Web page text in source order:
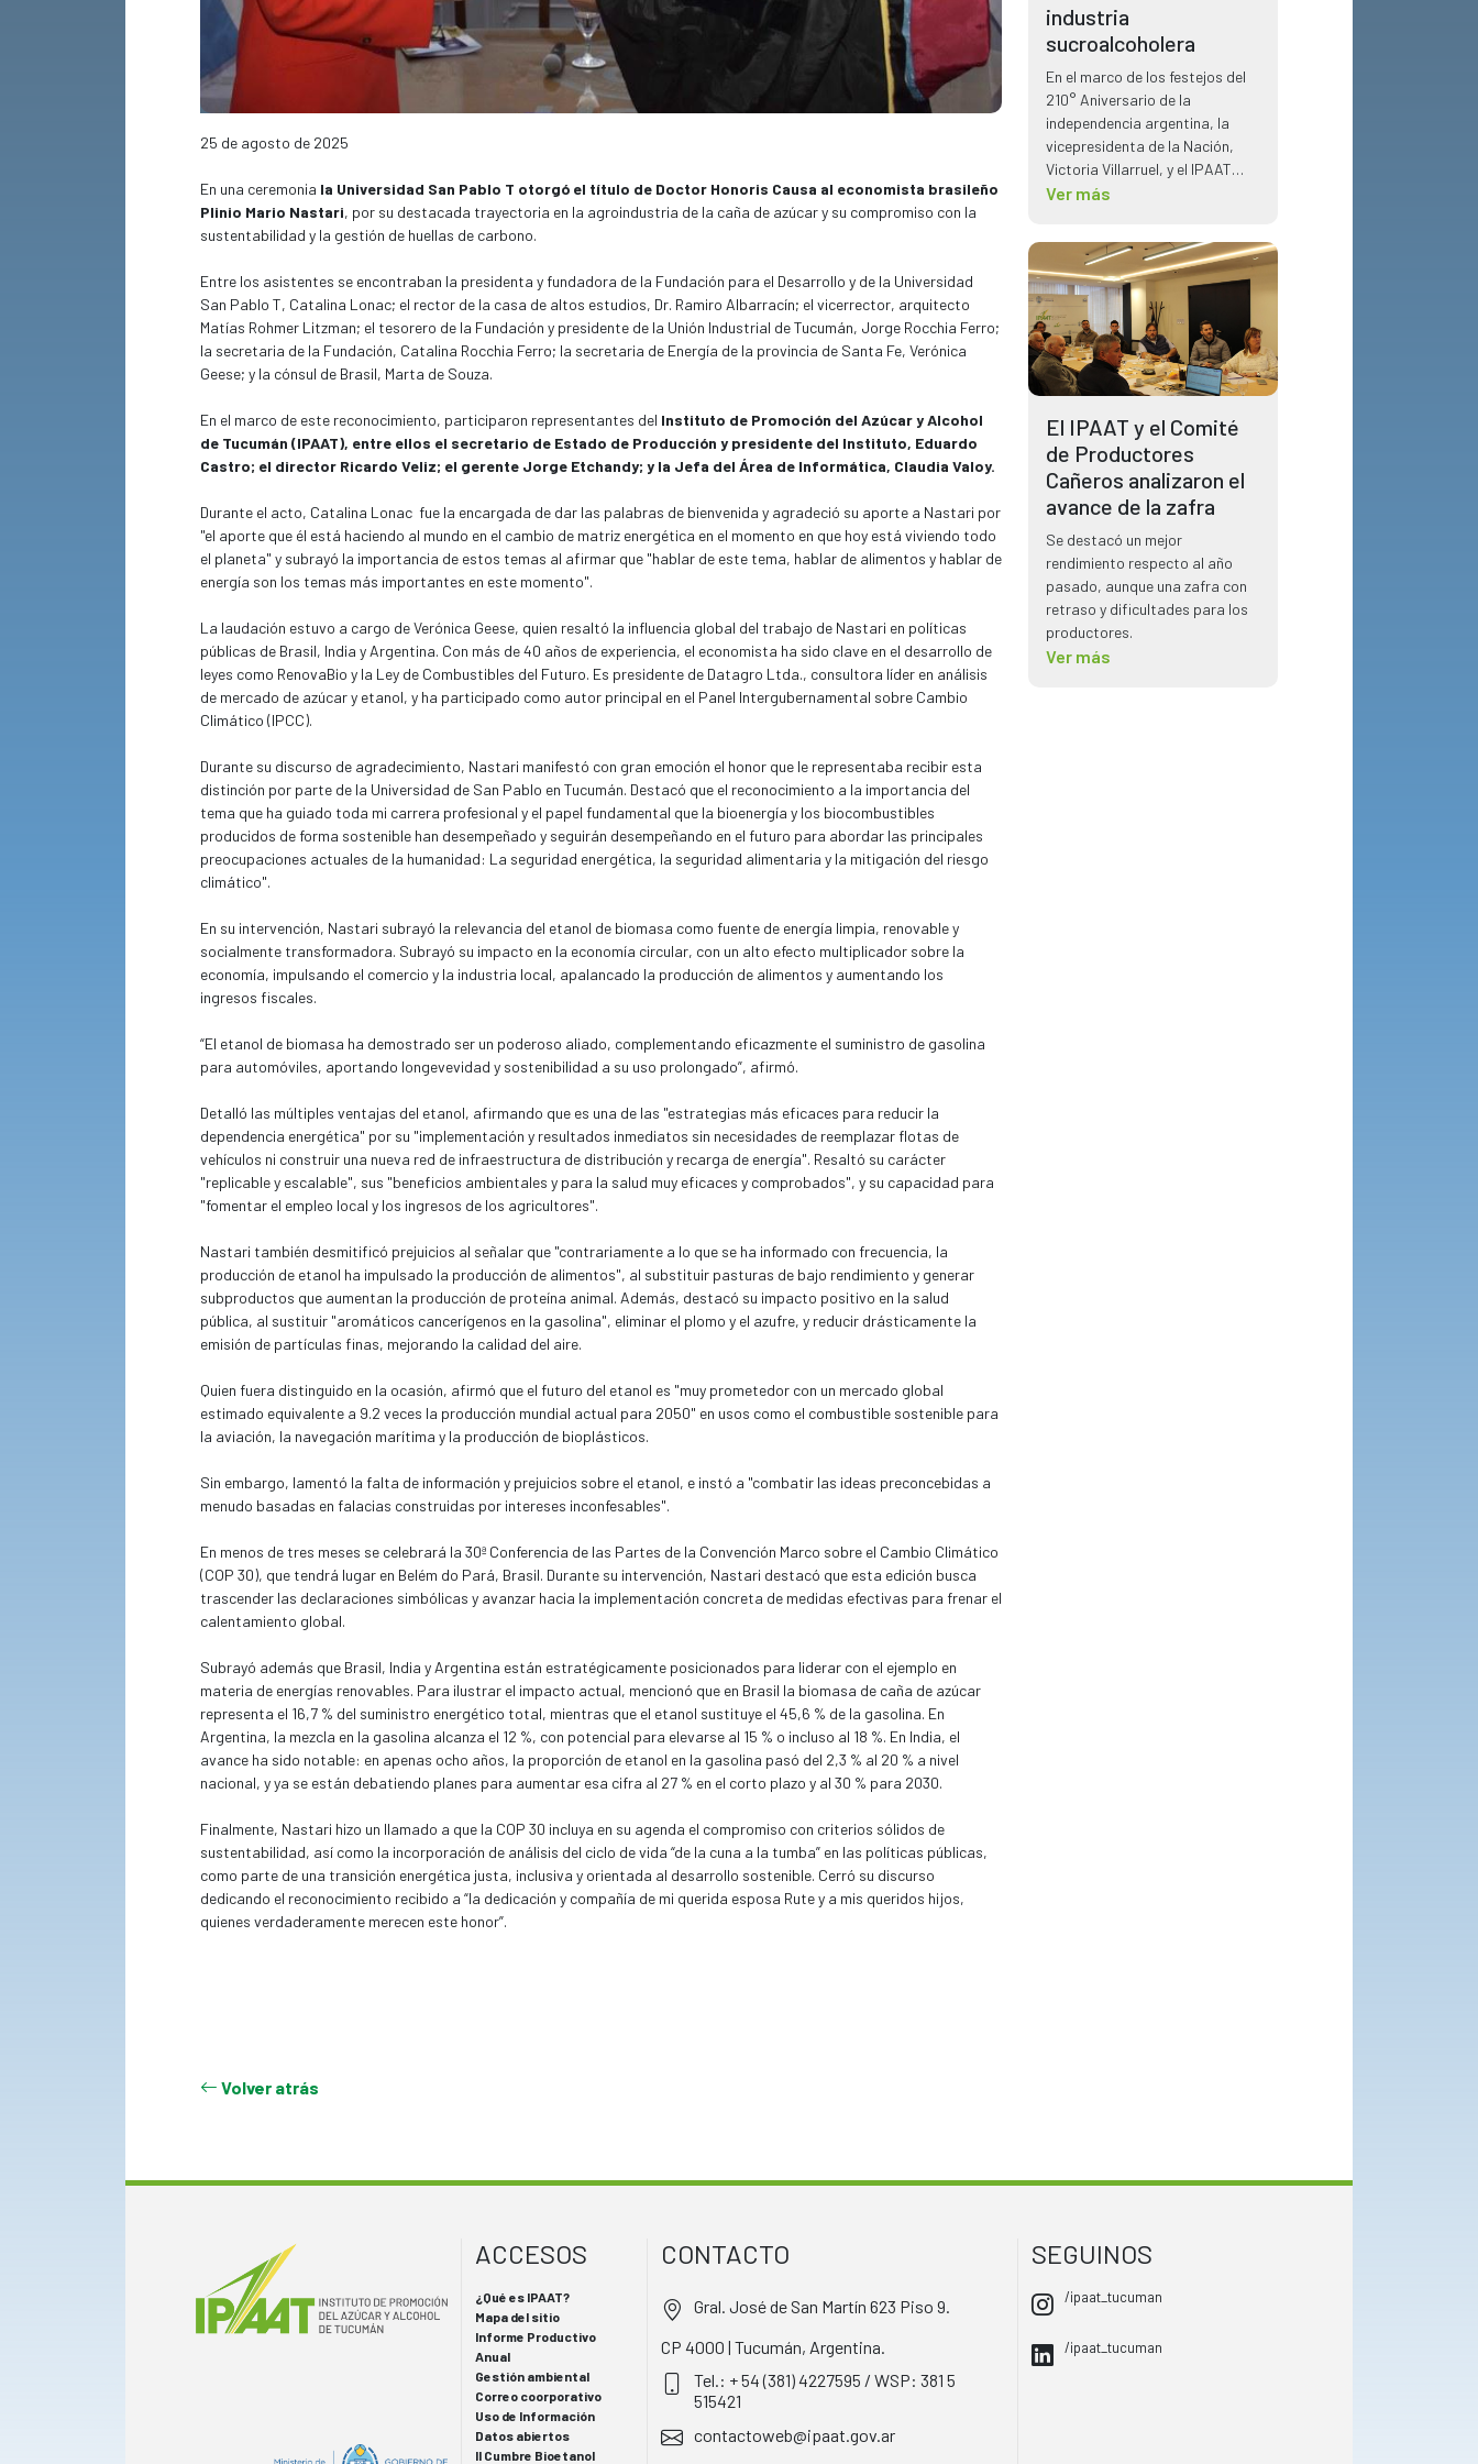
25 de agosto de 2025
En una ceremonia la Universidad San Pablo T otorgó el título de Doctor Honoris Causa al economista brasileño
Plinio Mario Nastari, por su destacada trayectoria en la agroindustria de la caña de azúcar y su compromiso con la
sustentabilidad y la gestión de huellas de carbono.
Entre los asistentes se encontraban la presidenta y fundadora de la Fundación para el Desarrollo y de la Universidad
San Pablo T, Catalina Lonac; el rector de la casa de altos estudios, Dr. Ramiro Albarracín; el vicerrector, arquitecto
Matías Rohmer Litzman; el tesorero de la Fundación y presidente de la Unión Industrial de Tucumán, Jorge Rocchia Ferro;
la secretaria de la Fundación, Catalina Rocchia Ferro; la secretaria de Energía de la provincia de Santa Fe, Verónica
Geese; y la cónsul de Brasil, Marta de Souza.
En el marco de este reconocimiento, participaron representantes del Instituto de Promoción del Azúcar y Alcohol
de Tucumán (IPAAT), entre ellos el secretario de Estado de Producción y presidente del Instituto, Eduardo
Castro; el director Ricardo Veliz; el gerente Jorge Etchandy; y la Jefa del Área de Informática, Claudia Valoy.
Durante el acto, Catalina Lonac fue la encargada de dar las palabras de bienvenida y agradeció su aporte a Nastari por
"el aporte que él está haciendo al mundo en el cambio de matriz energética en el momento en que hoy está viviendo todo
el planeta" y subrayó la importancia de estos temas al afirmar que "hablar de este tema, hablar de alimentos y hablar de
energía son los temas más importantes en este momento".
La laudación estuvo a cargo de Verónica Geese, quien resaltó la influencia global del trabajo de Nastari en políticas
públicas de Brasil, India y Argentina. Con más de 40 años de experiencia, el economista ha sido clave en el desarrollo de
leyes como RenovaBio y la Ley de Combustibles del Futuro. Es presidente de Datagro Ltda., consultora líder en análisis
de mercado de azúcar y etanol, y ha participado como autor principal en el Panel Intergubernamental sobre Cambio
Climático (IPCC).
Durante su discurso de agradecimiento, Nastari manifestó con gran emoción el honor que le representaba recibir esta
distinción por parte de la Universidad de San Pablo en Tucumán. Destacó que el reconocimiento a la importancia del
tema que ha guiado toda mi carrera profesional y el papel fundamental que la bioenergía y los biocombustibles
producidos de forma sostenible han desempeñado y seguirán desempeñando en el futuro para abordar las principales
preocupaciones actuales de la humanidad: La seguridad energética, la seguridad alimentaria y la mitigación del riesgo
climático".
En su intervención, Nastari subrayó la relevancia del etanol de biomasa como fuente de energía limpia, renovable y
socialmente transformadora. Subrayó su impacto en la economía circular, con un alto efecto multiplicador sobre la
economía, impulsando el comercio y la industria local, apalancado la producción de alimentos y aumentando los
ingresos fiscales.
“El etanol de biomasa ha demostrado ser un poderoso aliado, complementando eficazmente el suministro de gasolina
para automóviles, aportando longevevidad y sostenibilidad a su uso prolongado”, afirmó.
Detalló las múltiples ventajas del etanol, afirmando que es una de las "estrategias más eficaces para reducir la
dependencia energética" por su "implementación y resultados inmediatos sin necesidades de reemplazar flotas de
vehículos ni construir una nueva red de infraestructura de distribución y recarga de energía". Resaltó su carácter
"replicable y escalable", sus "beneficios ambientales y para la salud muy eficaces y comprobados", y su capacidad para
"fomentar el empleo local y los ingresos de los agricultores".
Nastari también desmitificó prejuicios al señalar que "contrariamente a lo que se ha informado con frecuencia, la
producción de etanol ha impulsado la producción de alimentos", al substituir pasturas de bajo rendimiento y generar
subproductos que aumentan la producción de proteína animal. Además, destacó su impacto positivo en la salud
pública, al sustituir "aromáticos cancerígenos en la gasolina", eliminar el plomo y el azufre, y reducir drásticamente la
emisión de partículas finas, mejorando la calidad del aire.
Quien fuera distinguido en la ocasión, afirmó que el futuro del etanol es "muy prometedor con un mercado global
estimado equivalente a 9.2 veces la producción mundial actual para 2050" en usos como el combustible sostenible para
la aviación, la navegación marítima y la producción de bioplásticos.
Sin embargo, lamentó la falta de información y prejuicios sobre el etanol, e instó a "combatir las ideas preconcebidas a
menudo basadas en falacias construidas por intereses inconfesables".
En menos de tres meses se celebrará la 30ª Conferencia de las Partes de la Convención Marco sobre el Cambio Climático
(COP 30), que tendrá lugar en Belém do Pará, Brasil. Durante su intervención, Nastari destacó que esta edición busca
trascender las declaraciones simbólicas y avanzar hacia la implementación concreta de medidas efectivas para frenar el
calentamiento global.
Subrayó además que Brasil, India y Argentina están estratégicamente posicionados para liderar con el ejemplo en
materia de energías renovables. Para ilustrar el impacto actual, mencionó que en Brasil la biomasa de caña de azúcar
representa el 16,7 % del suministro energético total, mientras que el etanol sustituye el 45,6 % de la gasolina. En
Argentina, la mezcla en la gasolina alcanza el 12 %, con potencial para elevarse al 15 % o incluso al 18 %. En India, el
avance ha sido notable: en apenas ocho años, la proporción de etanol en la gasolina pasó del 2,3 % al 20 % a nivel
nacional, y ya se están debatiendo planes para aumentar esa cifra al 27 % en el corto plazo y al 30 % para 2030.
Finalmente, Nastari hizo un llamado a que la COP 30 incluya en su agenda el compromiso con criterios sólidos de
sustentabilidad, así como la incorporación de análisis del ciclo de vida “de la cuna a la tumba” en las políticas públicas,
como parte de una transición energética justa, inclusiva y orientada al desarrollo sostenible. Cerró su discurso
dedicando el reconocimiento recibido a “la dedicación y compañía de mi querida esposa Rute y a mis queridos hijos,
quienes verdaderamente merecen este honor”.
Volver atrás
industria
sucroalcoholera
En el marco de los festejos del
210° Aniversario de la
independencia argentina, la
vicepresidenta de la Nación,
Victoria Villarruel, y el IPAAT
tuvo la oportunidad de reunirse
el sector sucroalcoholero.
Ver más
El IPAAT y el Comité
de Productores
Cañeros analizaron el
avance de la zafra
Se destacó un mejor
rendimiento respecto al año
pasado, aunque una zafra con
retraso y dificultades para los
productores.
Ver más
ACCESOS
¿Qué es IPAAT?
Mapa del sitio
Informe Productivo
Anual
Gestión ambiental
Correo coorporativo
Uso de Información
Datos abiertos
II Cumbre Bioetanol
CONTACTO
Gral. José de San Martín 623 Piso 9.
CP 4000 | Tucumán, Argentina.
Tel.: + 54 (381) 4227595 / WSP: 381 5
515421
contactoweb@ipaat.gov.ar
SEGUINOS
/ipaat_tucuman
/ipaat_tucuman